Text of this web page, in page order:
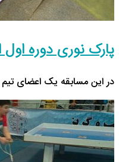
پارک نوری دوره اول
در این مسابقه یک اعضای